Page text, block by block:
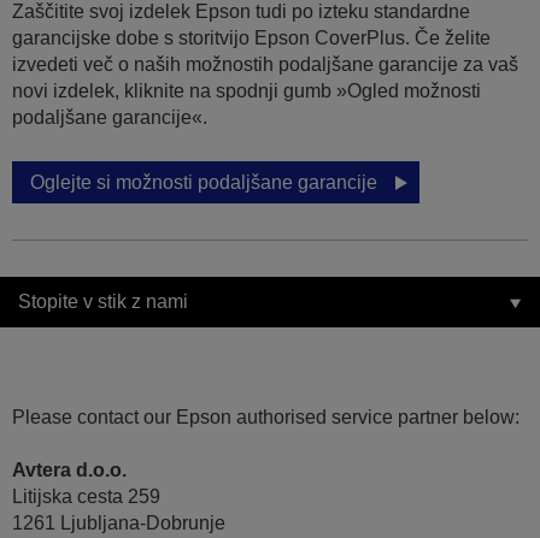
Zaščitite svoj izdelek Epson tudi po izteku standardne
garancijske dobe s storitvijo Epson CoverPlus. Če želite
izvedeti več o naših možnostih podaljšane garancije za vaš
novi izdelek, kliknite na spodnji gumb »Ogled možnosti
podaljšane garancije«.
Oglejte si možnosti podaljšane garancije
Stopite v stik z nami
Please contact our Epson authorised service partner below:
Avtera d.o.o.
Litijska cesta 259
1261 Ljubljana-Dobrunje